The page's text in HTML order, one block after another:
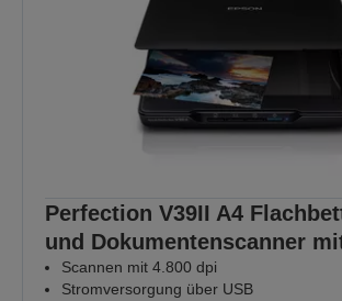
Perfection V39II A4
und Dokumentenscanner
Scannen mit 4.800 dpi
Stromversorgung über USB